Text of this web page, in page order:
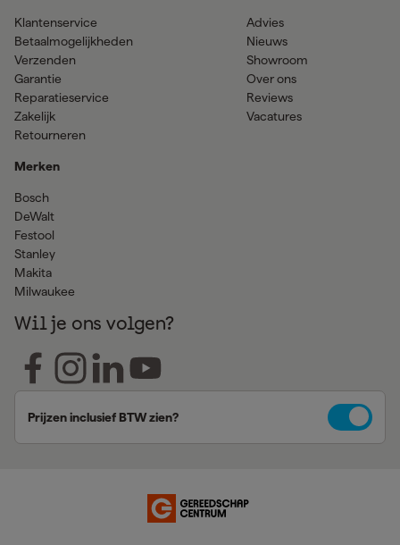
Klantenservice
Betaalmogelijkheden
Verzenden
Garantie
Reparatieservice
Zakelijk
Retourneren
Merken
Bosch
DeWalt
Festool
Stanley
Makita
Milwaukee
Advies
Nieuws
Showroom
Over ons
Reviews
Vacatures
Wil je ons volgen?
Prijzen inclusief BTW zien?